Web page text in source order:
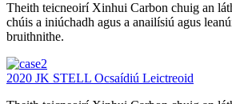
Theith teicneoirí Xinhui Carbon chuig an
chúis a iniúchadh agus a anailísiú agus
bruithnithe.
2020 JK STELL Ocsaídiú Leictreoid